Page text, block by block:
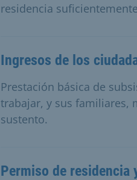
residencia
Ingresos de los
Prestación básica de
trabajar, y sus familiares,
sustento.
Permiso de